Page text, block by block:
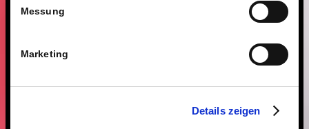
Messung
Marketing
Details zeigen